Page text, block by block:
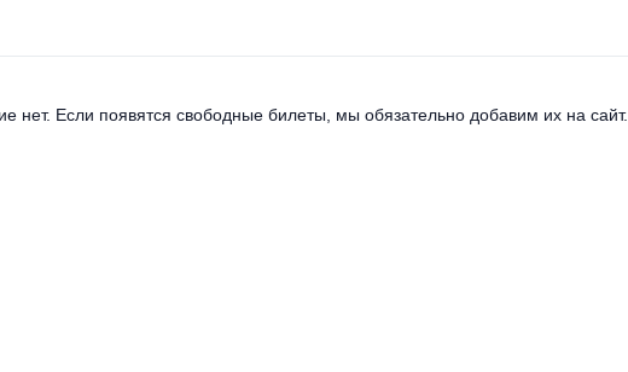
нет. Если появятся свободные билеты, мы обязательно добавим их на сайт.